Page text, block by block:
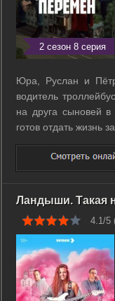
2 сезон 8 серия
Юра, Руслан и
водитель
на друга сыновей
готов отдать жизнь
витает запах
клубы и во дворах
каждого из ...
Ландыши. Такая
4.1/5